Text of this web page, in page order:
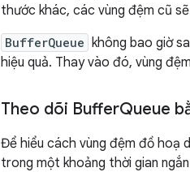
thước khác, các vùng đệm cũ
BufferQueue không bao giờ
hiệu quả. Thay vào đó, vùng
Theo dõi BufferQueue
Để hiểu cách vùng đệm đồ hoạ
trong một khoảng thời gian